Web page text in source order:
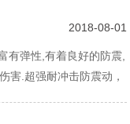
2018-08-01
有弹性,有着良好的防震,
害.超强耐冲击防震动，